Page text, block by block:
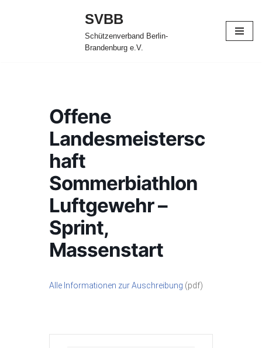
SVBB
Schützenverband Berlin-
Brandenburg e.V.
Offene
Landesmeistersc
haft
Sommerbiathlon
Luftgewehr –
Sprint,
Massenstart
Alle Informationen zur Auschreibung (pdf)